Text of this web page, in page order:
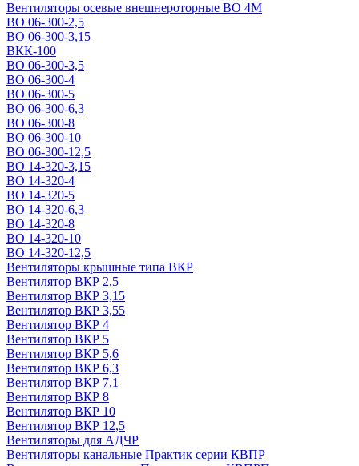
Вентиляторы осевые внешнероторные ВО 4М
ВО 06-300-2,5
ВО 06-300-3,15
ВКК-100
ВО 06-300-3,5
ВО 06-300-4
ВО 06-300-5
ВО 06-300-6,3
ВО 06-300-8
ВО 06-300-10
ВО 06-300-12,5
ВО 14-320-3,15
ВО 14-320-4
ВО 14-320-5
ВО 14-320-6,3
ВО 14-320-8
ВО 14-320-10
ВО 14-320-12,5
Вентиляторы крышные типа ВКР
Вентилятор ВКР 2,5
Вентилятор ВКР 3,15
Вентилятор ВКР 3,55
Вентилятор ВКР 4
Вентилятор ВКР 5
Вентилятор ВКР 5,6
Вентилятор ВКР 6,3
Вентилятор ВКР 7,1
Вентилятор ВКР 8
Вентилятор ВКР 10
Вентилятор ВКР 12,5
Вентиляторы для АДЧР
Вентиляторы канальные Практик серии КВПР